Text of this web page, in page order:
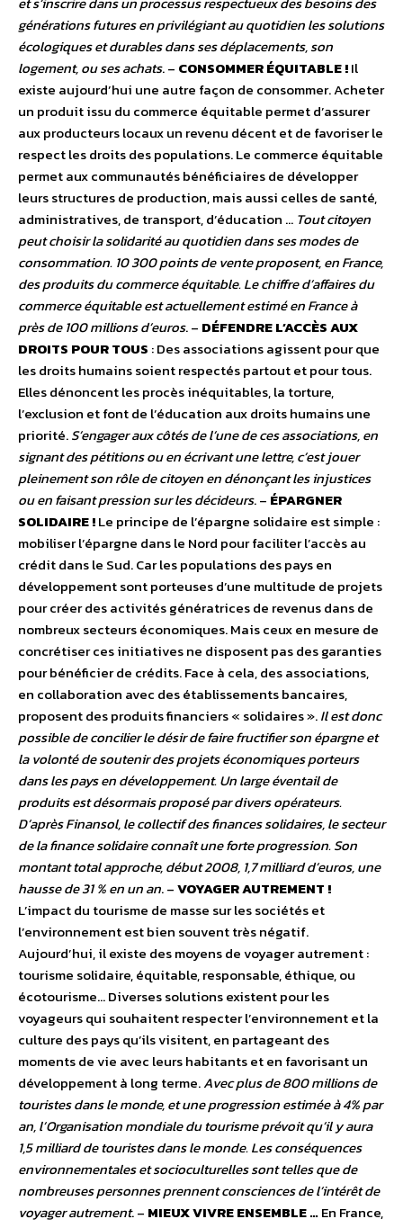
générations futures en privilégiant au quotidien les solutions
écologiques et durables dans ses déplacements, son
logement, ou ses achats. – CONSOMMER ÉQUITABLE !Il
existe aujourd’hui une autre façon de consommer. Acheter
un produit issu du commerce équitable permet d’assurer
aux producteurs locaux un revenu décent et de favoriser le
respect les droits des populations. Le commerce équitable
permet aux communautés bénéficiaires de développer
leurs structures de production, mais aussi celles de santé,
administratives, de transport, d’éducation … Tout citoyen
peut choisir la solidarité au quotidien dans ses modes de
consommation. 10 300 points de vente proposent, en France,
des produits du commerce équitable. Le chiffre d’affaires du
commerce équitable est actuellement estimé en France à
près de 100 millions d’euros. – DÉFENDRE L’ACCÈS AUX
DROITS POUR TOUS : Des associations agissent pour que
les droits humains soient respectés partout et pour tous.
Elles dénoncent les procès inéquitables, la torture,
l’exclusion et font de l’éducation aux droits humains une
priorité.S’engager aux côtés de l’une de ces associations, en
signant des pétitions ou en écrivant une lettre, c’est jouer
pleinement son rôle de citoyen en dénonçant les injustices
ou en faisant pression sur les décideurs. – ÉPARGNER
SOLIDAIRE !Le principe de l’épargne solidaire est simple :
mobiliser l’épargne dans le Nord pour faciliter l’accès au
crédit dans le Sud. Car les populations des pays en
développement sont porteuses d’une multitude de projets
pour créer des activités génératrices de revenus dans de
nombreux secteurs économiques. Mais ceux en mesure de
concrétiser ces initiatives ne disposent pas des garanties
pour bénéficier de crédits. Face à cela, des associations,
en collaboration avec des établissements bancaires,
proposent des produits financiers « solidaires ».Il est donc
possible de concilier le désir de faire fructifier son épargne et
la volonté de soutenir des projets économiques porteurs
dans les pays en développement. Un large éventail de
produits est désormais proposé par divers opérateurs.
D’après Finansol, le collectif des finances solidaires, le secteur
de la finance solidaire connaît une forte progression. Son
montant total approche, début 2008, 1,7 milliard d’euros, une
hausse de 31 % en un an. –VOYAGER AUTREMENT !
L’impact du tourisme de masse sur les sociétés et
l’environnement est bien souvent très négatif.
Aujourd’hui, il existe des moyens de voyager autrement :
tourisme solidaire, équitable, responsable, éthique, ou
écotourisme… Diverses solutions existent pour les
voyageurs qui souhaitent respecter l’environnement et la
culture des pays qu’ils visitent, en partageant des
moments de vie avec leurs habitants et en favorisant un
développement à long terme.Avec plus de 800 millions de
touristes dans le monde, et une progression estimée à 4% par
an, l’Organisation mondiale du tourisme prévoit qu’il y aura
1,5 milliard de touristes dans le monde. Les conséquences
environnementales et socioculturelles sont telles que de
nombreuses personnes prennent consciences de l’intérêt de
voyager autrement. – MIEUX VIVRE ENSEMBLE …En France,